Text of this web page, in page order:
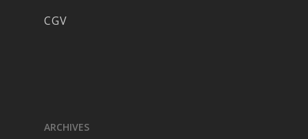
CGV
ARCHIVES